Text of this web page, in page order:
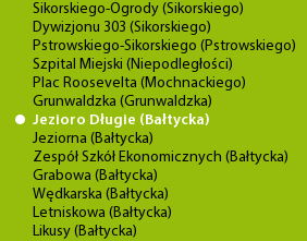
Sikorskiego-Ogrody (Sikorskiego)
Dywizjonu 303 (Sikorskiego)
Pstrowskiego-Sikorskiego (Pstrowskiego)
Szpital Miejski (Niepodległości)
Plac Roosevelta (Mochnackiego)
Grunwaldzka (Grunwaldzka)
Jezioro Długie (Bałtycka)
Jeziorna (Bałtycka)
Zespół Szkół Ekonomicznych (Bałtycka)
Grabowa (Bałtycka)
Wędkarska (Bałtycka)
Letniskowa (Bałtycka)
Likusy (Bałtycka)